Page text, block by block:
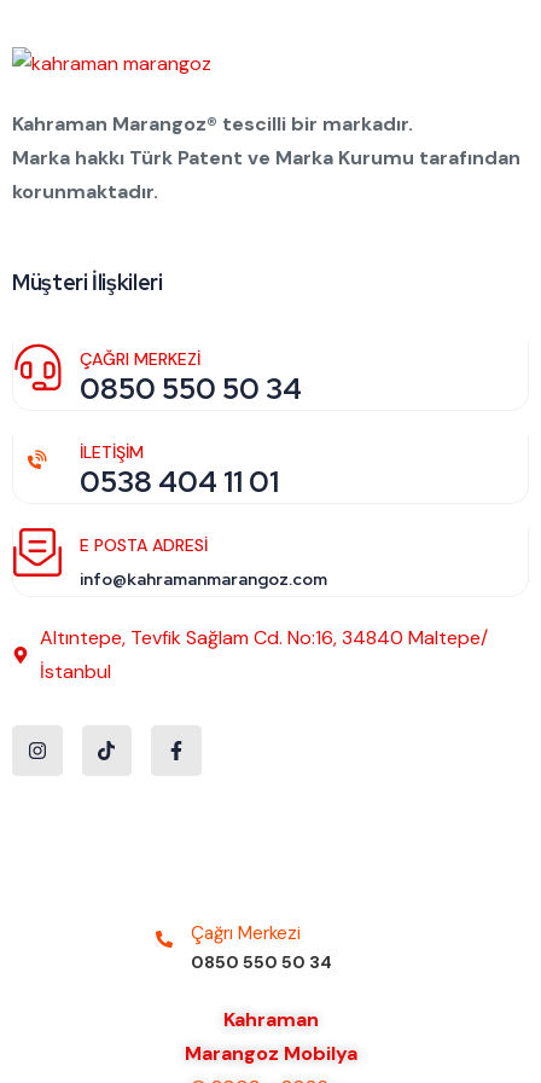
Kahraman Marangoz® tescilli bir markadır.
Marka hakkı Türk Patent ve Marka Kurumu tarafından
korunmaktadır.
Müşteri İlişkileri
ÇAĞRI MERKEZİ
0850 550 50 34
İLETİŞİM
0538 404 11 01
E POSTA ADRESI
info@kahramanmarangoz.com
Altıntepe, Tevfik Sağlam Cd. No:16, 34840 Maltepe/
İstanbul
Çağrı Merkezi
0850 550 50 34
Kahraman
Marangoz Mobilya